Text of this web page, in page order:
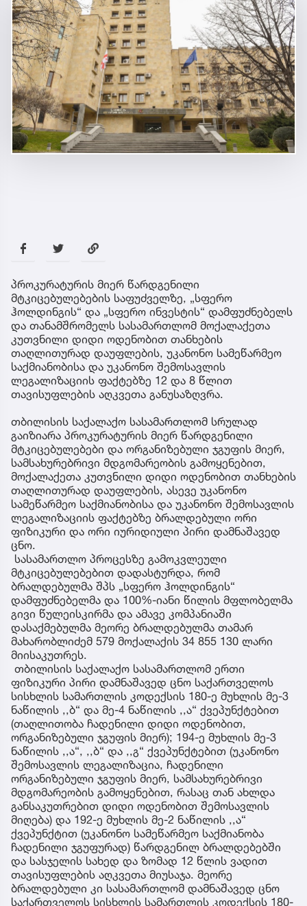
პროკურატურის მიერ წარდგენილი
მტკიცებულებების საფუძველზე, „სფერო
ჰოლდინგის“ და „სფერო ინვესტის“ დამფუძნებელს
და თანამშრომელს სასამართლომ მოქალაქეთა
კუთვნილი დიდი ოდენობით თანხების
თაღლითურად დაუფლების, უკანონო სამეწარმეო
საქმიანობისა და უკანონო შემოსავლის
ლეგალიზაციის ფაქტებზე 12 და 8 წლით
თავისუფლების აღკვეთა განუსაზღვრა.
თბილისის საქალაქო სასამართლომ სრულად
გაიზიარა პროკურატურის მიერ წარდგენილი
მტკიცებულებები და ორგანიზებული ჯგუფის მიერ,
სამსახურებრივი მდგომარეობის გამოყენებით,
მოქალაქეთა კუთვნილი დიდი ოდენობით თანხების
თაღლითურად დაუფლების, ასევე უკანონო
სამეწარმეო საქმიანობისა და უკანონო შემოსავლის
ლეგალიზაციის ფაქტებზე ბრალდებული ორი
ფიზიკური და ორი იურიდიული პირი დამნაშავედ
ცნო.
სასამართლო პროცესზე გამოკვლეული
მტკიცებულებებით დადასტურდა, რომ
ბრალდებულმა შპს „სფერო ჰოლდინგის“
დამფუძნებელმა და 100%-იანი წილის მფლობელმა
გივი წულეისკირმა და ამავე კომპანიაში
დასაქმებულმა მეორე ბრალდებულმა თამარ
მახარობლიძემ 579 მოქალაქის 34 855 130 ლარი
მიისაკუთრეს.
თბილისის საქალაქო სასამართლომ ერთი
ფიზიკური პირი დამნაშავედ ცნო საქართველოს
სისხლის სამართლის კოდექსის 180-ე მუხლის მე-3
ნაწილის ,,ბ“ და მე-4 ნაწილის ,,ა“ ქვეპუნქტებით
(თაღლითობა ჩადენილი დიდი ოდენობით,
ორგანიზებული ჯგუფის მიერ); 194-ე მუხლის მე-3
ნაწილის ,,ა“, ,,ბ“ და ,,გ“ ქვეპუნქტებით (უკანონო
შემოსავლის ლეგალიზაცია, ჩადენილი
ორგანიზებული ჯგუფის მიერ, სამსახურებრივი
მდგომარეობის გამოყენებით, რასაც თან ახლდა
განსაკუთრებით დიდი ოდენობით შემოსავლის
მიღება) და 192-ე მუხლის მე-2 ნაწილის ,,ა“
ქვეპუნქტით (უკანონო სამეწარმეო საქმიანობა
ჩადენილი ჯგუფურად) წარდგენილ ბრალდებებში
და სასჯელის სახედ და ზომად 12 წლის ვადით
თავისუფლების აღკვეთა მიუსაჯა. მეორე
ბრალდებული კი სასამართლომ დამნაშავედ ცნო
საქართველოს სისხლის სამართლის კოდექსის 180-